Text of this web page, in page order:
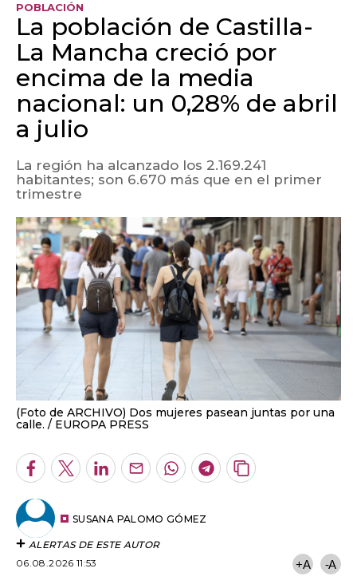
POBLACIÓN
La población de Castilla-
La Mancha creció por
encima de la media
nacional: un 0,28% de abril
a julio
La región ha alcanzado los 2.169.241
habitantes; son 6.670 más que en el primer
trimestre
(Foto de ARCHIVO) Dos mujeres pasean juntas por una
calle.
EUROPA PRESS
Facebook
TwitterLinkedInEnviarWhatsapp
Telegram
Copiar
SUSANA PALOMO GÓMEZ
ALERTAS DE ESTE AUTOR
06.08.2026 11:53
+A -A